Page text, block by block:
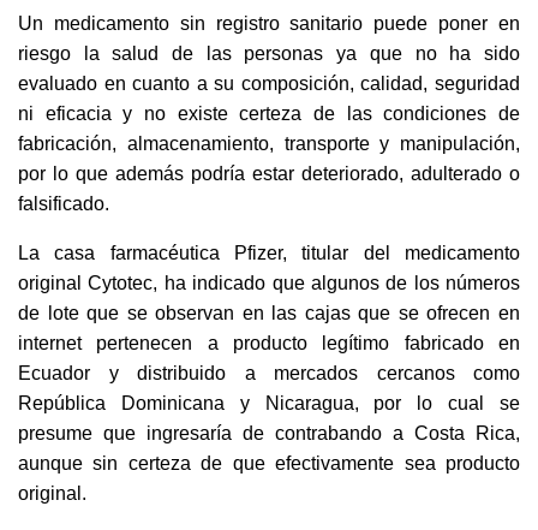
Un medicamento sin registro sanitario puede poner en
riesgo la salud de las personas ya que no ha sido
evaluado en cuanto a su composición, calidad, seguridad
ni eficacia y no existe certeza de las condiciones de
fabricación, almacenamiento, transporte y manipulación,
por lo que además podría estar deteriorado, adulterado o
falsificado.
La casa farmacéutica Pfizer, titular del medicamento
original Cytotec, ha indicado que algunos de los números
de lote que se observan en las cajas que se ofrecen en
internet pertenecen a producto legítimo fabricado en
Ecuador y distribuido a mercados cercanos como
República Dominicana y Nicaragua, por lo cual se
presume que ingresaría de contrabando a Costa Rica,
aunque sin certeza de que efectivamente sea producto
original.